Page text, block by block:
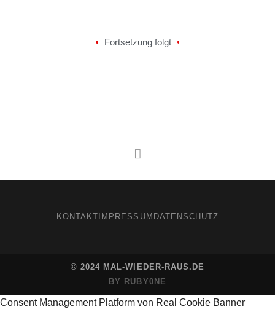
Fortsetzung folgt
KONTAKT IMPRESSUM DATENSCHUTZ
© 2024 MAL-WIEDER-RAUS.DE
BY RUBY0NE
Consent Management Platform von Real Cookie Banner